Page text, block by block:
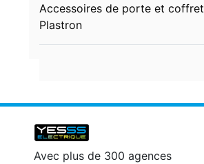
Accessoires de porte et coffret
Plastron
Avec plus de 300 agences